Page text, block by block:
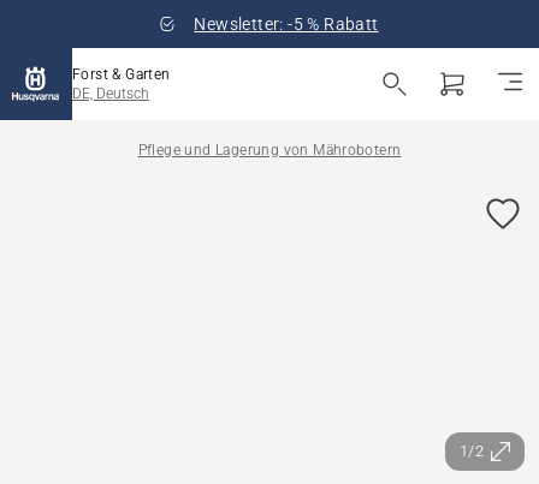
Newsletter: -5 % Rabatt
Forst & Garten
DE, Deutsch
Pflege und Lagerung von Mährobotern
1/2